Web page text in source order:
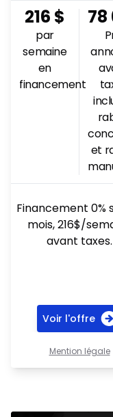
216 $
par
semaine
en
financement
78
et
Financement 0%
mois, 216$/
avant taxes.
Voir l'offre
Mention légale